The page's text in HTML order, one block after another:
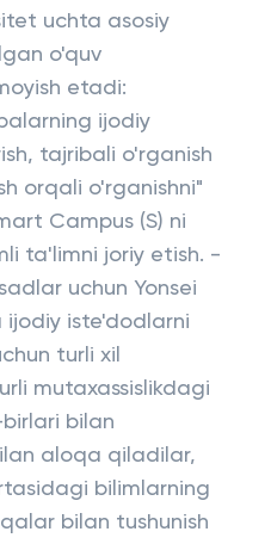
uchta asosiy
o'quv
etadi:
ijodiy
tajribali o'rganish
orqali o'rganishni"
Campus (S) ni
ta'limni joriy etish. -
uchun Yonsei
ijodiy iste'dodlarni
turli xil
mutaxassislikdagi
bilan
aloqa qiladilar,
bilimlarning
bilan tushunish